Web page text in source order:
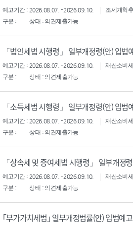
예고기간 : 2026.08.07. - 2026.09.10.
조세개혁
구분 :
상태 : 의견제출가능
「법인세법 시행령」 일부개정령(안) 입법
예고기간 : 2026.08.07. - 2026.09.10.
재산소비
구분 :
상태 : 의견제출가능
「소득세법 시행령」 일부개정령(안) 입법
예고기간 : 2026.08.07. - 2026.09.10.
재산소비
구분 :
상태 : 의견제출가능
「상속세 및 증여세법 시행령」 일부개정
예고기간 : 2026.08.07. - 2026.09.10.
재산소비
구분 :
상태 : 의견제출가능
｢부가가치세법｣ 일부개정법률(안) 입법예고